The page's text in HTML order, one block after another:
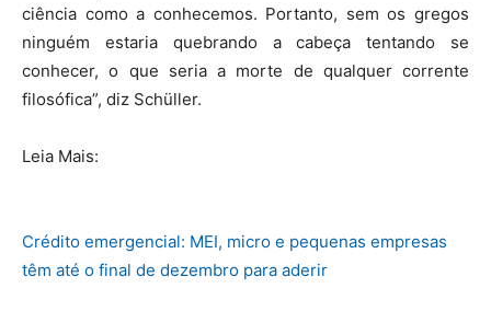
ciência como a conhecemos. Portanto, sem os gregos
ninguém estaria quebrando a cabeça tentando se
conhecer, o que seria a morte de qualquer corrente
filosófica”, diz Schüller.
Leia Mais:
Crédito emergencial: MEI, micro e pequenas empresas
têm até o final de dezembro para aderir